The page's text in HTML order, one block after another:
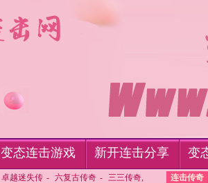
变态连击游戏 新开连击分享 变
卓越迷失传 - 六复古传奇 - 三三传奇,
连击传奇